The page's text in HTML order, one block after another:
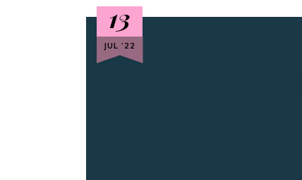
13
JUL ‘22